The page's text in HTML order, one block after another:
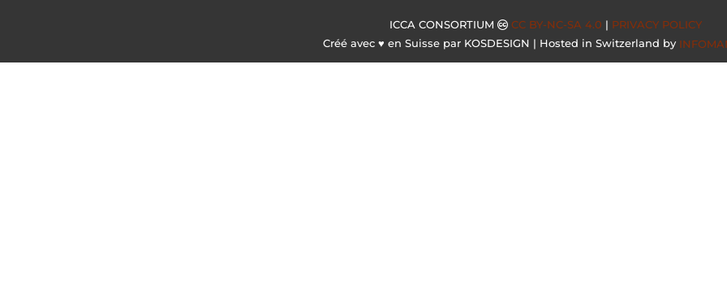
ICCA CONSORTIUM CC BY-NC-SA 4.0 | PRIVACY POLICY
Créé avec ♥ en Suisse par KOSDESIGN | Hosted in Switzerland by